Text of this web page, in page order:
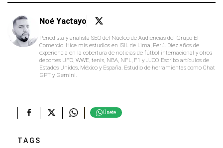
Noé Yactayo
Periodista y analista SEO del Núcleo de Audiencias del Grupo El
Comercio. Hice mis estudios en ISIL de Lima, Perú. Diez años de
experiencia en la cobertura de noticias de fútbol internacional y otros
deportes UFC, WWE, tenis, NBA, NFL, F1 y JJOO. Escribo artículos de
Estados Unidos, México y España. Estudio de herramientas como Chat
GPT y Gemini.
Únete
TAGS